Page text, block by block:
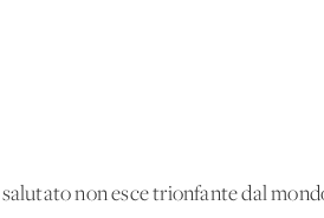
salutato non esce trionfante dal